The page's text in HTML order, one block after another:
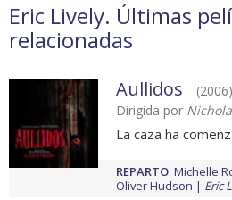
Eric Lively. Últimas
relacionadas
Aullidos
Dirigida por
La caza ha
REPARTO: Michelle
Oliver Hudson
Eric